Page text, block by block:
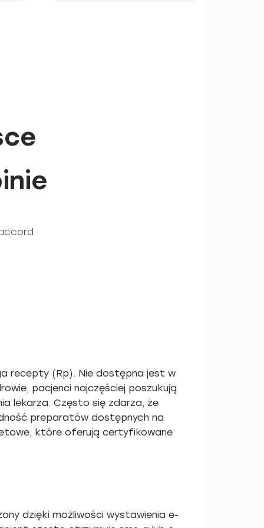
recepty (Rp). Nie dostępna jest w
pacjenci najczęściej poszukują
lekarza. Często się zdarza, że
preparatów dostępnych na
które oferują certyfikowane
dzięki możliwości wystawienia e-